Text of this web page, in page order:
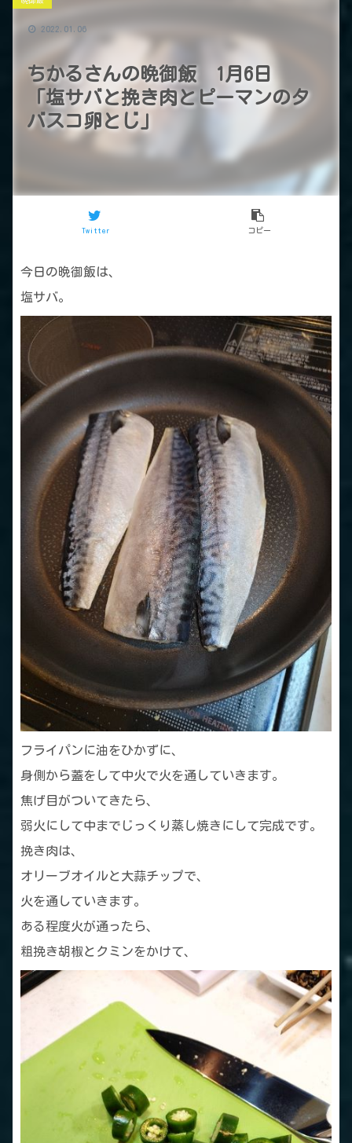
ちかるさんの晩御飯 1月6日
「塩サバと挽き肉とピーマンのタ
バスコ卵とじ」
Twitter コピー
2022.01.06
今日の晩御飯は、
塩サバ。
フライパンに油をひかずに、
身側から蓋をして中火で火を通していきます。
焦げ目がついてきたら、
弱火にして中までじっくり蒸し焼きにして完成です。
挽き肉は、
オリーブオイルと大蒜チップで、
火を通していきます。
ある程度火が通ったら、
粗挽き胡椒とクミンをかけて、